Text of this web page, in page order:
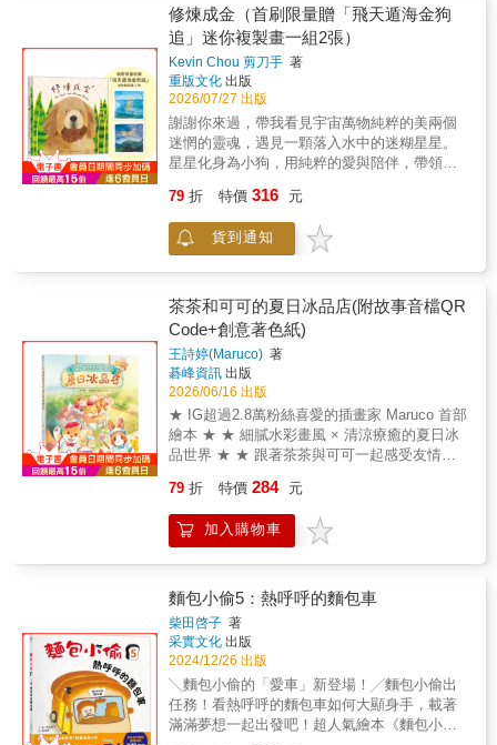
優點和潛能。增加孩子對自身的認同，重視自
我的優點，最後引導孩子將自己的星星散發出
去。這些優點和潛能也並非只有認知、動作、
或是技能、技巧，而可能是耐心、同理心或挫
折忍受力。因此，重視孩子每一項的特質，尊
重、支持、引導、鼓勵，讓孩子在未來，能成
為一顆能照亮他人的大星星。」
&mdash;&mdash;何振豪，職能治療／親職教
亮的大人吧！」&mdash;&mdash;婉霖老師，
蘋果樹語言治療師
識螢光蕈、附生植物等神奇山區生物 ◆ 外來
種小花蔓澤蘭對森林造成的威脅 ◆ 野生蘭花
為何是森林生態的重要指標 ◆ 蛾類趨光性背
後的科學原理本書特色1. 將知識載入繪本故
事，搭配有趣情節，輕鬆遨遊科學世界。2. 溫
暖可愛的圖像幫助重點記憶，吸收知識不驚不
怕、不受傷害。3. 書末附有世界知名林鐵介
紹、林鐵工作大公開，延伸探討關於林鐵的有
師 熱情推薦王昭堡｜阿里山林業鐵路及文化
資產管理處處長胡秀芳｜新北市樹林國小自然
教師郭欣怡｜南投縣長福國小校長、南投縣自
端的阿里山版主、香林國小退休教師賴玉敏｜
新北市鶯歌國小老師、教育部閱讀磐石推手
（以首字筆畫排列）「搭乘阿里山小火車，跟
著達克比穿梭臺灣重要文化景觀吧！本書巧妙
融合阿里山獨特的鐵道技術與跨海拔豐饒生
態，在趣味冒險中引導孩子認識家鄉珍貴文化
資產，是在地文化與環境認識學習的絕佳科普
讀物。」──阿里山林業鐵路及文化資產管理處
處長 王昭堡「這本書把阿里山的自然生態描
繪十分生動，其豐富的知識量與淺顯易懂的推
文本。不過結局真是令人吃驚，建議親子共讀
時可多加引導，愛護山林就不要從山上帶走任
何東西！」──新北市樹林國小自然教師 胡秀
緊張刺激的追查真相之旅，更讓我們知道小小
臺灣卻因海拔落差大導致氣候的垂直變化明
顯，孕育了多樣的生物物種與生態環境，難怪
大家都喜歡造訪阿里山。」──南投縣長福國小
校長、南投縣自然輔導團副召集人 郭欣怡
「跟著達克比穿梭阿里山森林鐵路，在趣味辦
案中解鎖高山生態與鐵道知識！這是一本兼具
命」的角度閱讀世界除了罐罐和鬍鬚，貓咪的
世界比我們想得充滿智慧。貓魚透過故事，帶
我們蹲下來，和貓咪一起驚訝，一起思考，一
起翻滾後深深擁抱。☆真貓真事畫成繪本，那
些在我們生活中勇敢的小生命每隻貓都有自己
的生命故事，讀完勘吉的真心告白，你或許也
會好奇，家裡那隻喵主子，又會說出什麼樣的
大道理。☆街頭動物與我們的距離，從知性與
感性兼具的角度告訴你集合各方專業推薦，更
讓街貓保護的第一線工作者在故事後告訴你，
王淑芬〡童書作家志銘與狸貓〡《黃阿瑪的後
宮生活》黃海蒂〡藝術家黃泓康〡嘉慶動物醫
院院長檸檬〡「檸檬的家」粉絲頁版主（依姓
修煉成金（首刷限量贈「飛天遁海金狗
追」迷你複製畫一組2張）
Kevin Chou 剪刀手 著
重版文化 出版
2026/07/27 出版
謝謝你來過，帶我看見宇宙萬物純粹的美兩個
迷惘的靈魂，遇見一顆落入水中的迷糊星星。
星星化身為小狗，用純粹的愛與陪伴，帶領人
歸宇宙，牠悄悄留下了一個小祕密……你還記
得，當那隻狗兒闖進你生命中的第一天發生了
什麼事嗎？雖然我們改變不了地球的公轉自
知不覺之間，教會了我們牠的生命哲學。生活
很單純，我們需要的也很單純——好好吃，好
好玩，好好睡，活在當下。雖然我們無法永存
於同一個時間與空間，但我們都在一起體驗同
一個宇宙。狗兒用一輩子的時間陪伴我們，到
了必須分別的那一天，我們會悲傷，可能會大
哭，慢慢消化，接受，然後帶著牠給予的愛和
智慧，隨著地球繼續轉動。別擔心，只要抬
頭，就會看見牠一直都在。～擦乾眼淚，有愛
推薦～（以下按姓名筆畫排序）Joyce｜綠書店
｜繪本作家林清盛｜豐盛書店主持人海狗房東
｜繪本作家劉冠吟｜有春跟五吉的僕人 蔡怡佳
｜輔仁大學宗教學系教授 錢永祥｜《思想》雜
婷｜文字工作者 這是一本溫暖又揪心的作品。
對於狗狗可能有一天會離開，一直都是我逃避
也不願面對的課題。看著《修煉成金》裡的
Maru 吃好睡好，與家人們一起開心玩耍的可愛
笑容，心裡甜甜的⋯⋯或許，在內心珍藏著的
甜蜜滋味，也能讓我勇敢。——綠書店 Joyce
原來愛玩水是為了蕩漾快樂給我，謝謝你，來
79 折 特價 316 元
貨到通知
茶茶和可可的夏日冰品店(附故事音檔QR
Code+創意著色紙)
王詩婷(Maruco) 著
碁峰資訊 出版
2026/06/16 出版
★ IG超過2.8萬粉絲喜愛的插畫家 Maruco 首部
繪本 ★ ★ 細膩水彩畫風 × 清涼療癒的夏日冰
品世界 ★ ★ 跟著茶茶與可可一起感受友情、
紙，延伸閱讀樂趣與無限想像力 ★ ▍ 內容簡
介 柴犬「茶茶」和兔子「可可」的夏日冰店開
張囉！ 第一次當小老闆的他們，會遇到哪些客
人期待的， 就是一口清涼又甜蜜的冰品！ 柴犬
茶茶和兔子可可一起開了一間熱鬧的「夏日冰
品店」。 從準備水果甜品、整理店面，到招呼
一位位客人， 兩人每天忙進忙出，齊心打造最
受歡迎的消暑小店！ 店裡來了好多特別的客人
—— 北極熊想吃一份「像住進冰屋」的冰品；
山雀們希望來一道「像在雪地裡飛舞」的甜
點； 熱到滿頭大汗的海獺郵差，則想喝一杯
79 折 特價 284 元
加入購物車
麵包小偷5：熱呼呼的麵包車
柴田啓子 著
采實文化 出版
2024/12/26 出版
╲麵包小偷的「愛車」新登場！╱麵包小偷出
任務！看熱呼呼的麵包車如何大顯身手，載著
滿滿夢想一起出發吧！超人氣繪本《麵包小